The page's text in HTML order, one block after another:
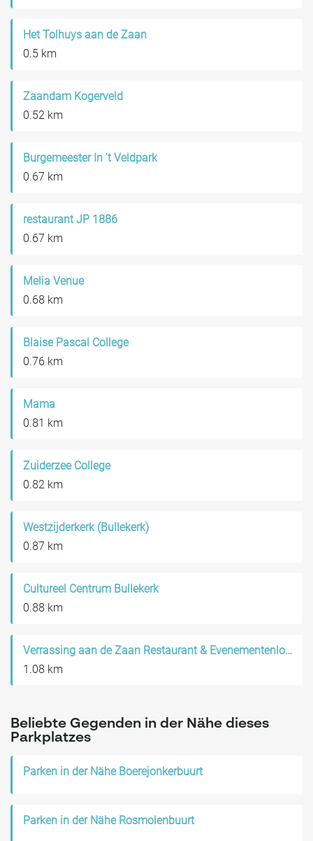
Het Tolhuys aan de Zaan
0.5 km
Zaandam Kogerveld
0.52 km
Burgemeester In 't Veldpark
0.67 km
restaurant JP 1886
0.67 km
Melia Venue
0.68 km
Blaise Pascal College
0.76 km
Mama
0.81 km
Zuiderzee College
0.82 km
Westzijderkerk (Bullekerk)
0.87 km
Cultureel Centrum Bullekerk
0.88 km
Verrassing aan de Zaan Restaurant & Evenementenlocatie
1.08 km
Beliebte Gegenden in der Nähe dieses
Parkplatzes
Parken in der Nähe Boerejonkerbuurt
Parken in der Nähe Rosmolenbuurt